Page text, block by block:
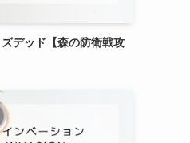
ズデッド【森の防衛戦攻